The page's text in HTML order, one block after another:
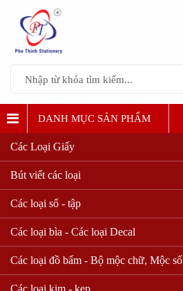
DANH MỤC SẢN PHẨM
Các Loại Giấy
Bút viết các loại
Các loại sổ - tập
Các loại bìa - Các loại Decal
Các loại đồ bấm - Bộ mộc chữ, Mộc số
Các loại kim - kẹp